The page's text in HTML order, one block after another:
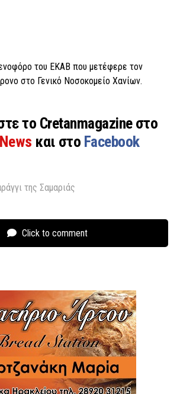
του ΕΚΑΒ που μετέφερε τον
στο Γενικό Νοσοκομείο Χανίων.
το Cretanmagazine στο
και στο Facebook
της Σαμαριάς
Click to comment